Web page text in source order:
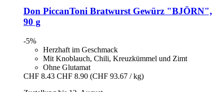
Don PiccanToni Bratwurst Gewürz "BJÖRN",
90 g
-5%
Herzhaft im Geschmack
Mit Knoblauch, Chili, Kreuzkümmel und Zimt
Ohne Glutamat
CHF 8.43 CHF 8.90 (CHF 93.67 / kg)